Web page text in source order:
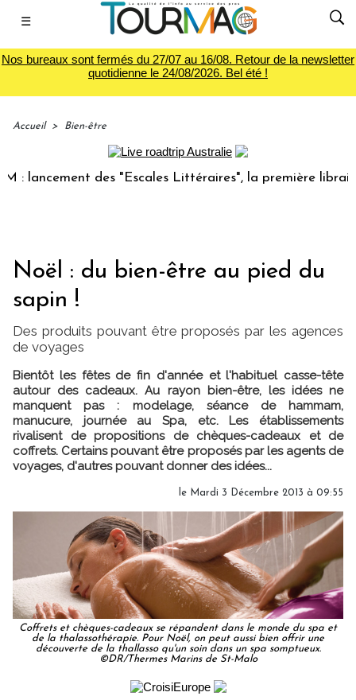
☰
Nos bureaux sont fermés du 27/07 au 16/08. Retour de la newsletter
quotidienne le 24/08/2026. Bel été !
Accueil > Bien-être
des "Escales Littéraires", la première librairie
Noël : du bien-être au pied du
sapin !
Des produits pouvant être proposés par les agences
de voyages
Bientôt les fêtes de fin d'année et l'habituel casse-tête
autour des cadeaux. Au rayon bien-être, les idées ne
manquent pas : modelage, séance de hammam,
manucure, journée au Spa, etc. Les établissements
rivalisent de propositions de chèques-cadeaux et de
coffrets. Certains pouvant être proposés par les agents de
voyages, d'autres pouvant donner des idées...
le Mardi 3 Décembre 2013 à 09:55
Coffrets et chèques-cadeaux se répandent dans le monde du spa et
de la thalassothérapie. Pour Noël, on peut aussi bien offrir une
découverte de la thallasso qu'un soin dans un spa somptueux.
©DR/Thermes Marins de St-Malo